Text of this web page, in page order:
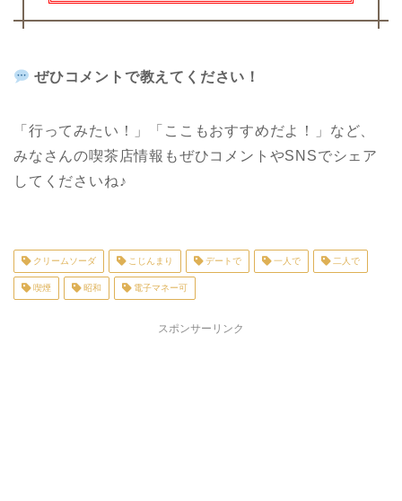
ぜひコメントで教えてください！
「行ってみたい！」「ここもおすすめだよ！」など、
みなさんの喫茶店情報もぜひコメントやSNSでシェア
してくださいね♪
クリームソーダ こじんまり デートで 一人で 二人で
喫煙 昭和 電子マネー可
スポンサーリンク